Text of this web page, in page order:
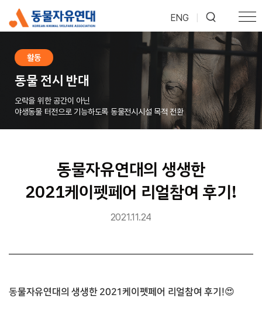
ENG
활동
동물 전시 반대
오락을 위한 공간이 아닌
야생동물 터전으로 기능하도록 동물전시시설 목적 전환
동물자유연대의 생생한
2021케이펫페어 리얼참여 후기!
2021.11.24
동물자유연대의 생생한 2021케이펫페어 리얼참여 후기!😍